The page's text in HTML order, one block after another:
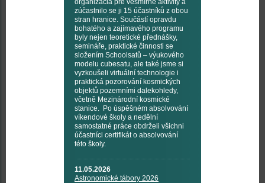
organizácia pre vesmírné aktivity a
zúčastnilo se ji 15 účastníků z obou
stran hranice. Součástí opravdu
bohatého a zajímavého programu
byly nejen teoretické přednášky,
semináře, praktické činnosti se
složením Schoolsatů – výukového
modelu cubesatu, ale také jsme si
vyzkoušeli virtuální technologie i
praktická pozorování kosmických
objektů pozemními dalekohledy,
včetně Mezinárodní kosmické
stanice. Po úspěšném absolvování
víkendové školy a nedělní
samostatné práce obdrželi všichni
účastníci certifikát o absolvování
této školy.
11.05.2026
Astronomické tábory 2026